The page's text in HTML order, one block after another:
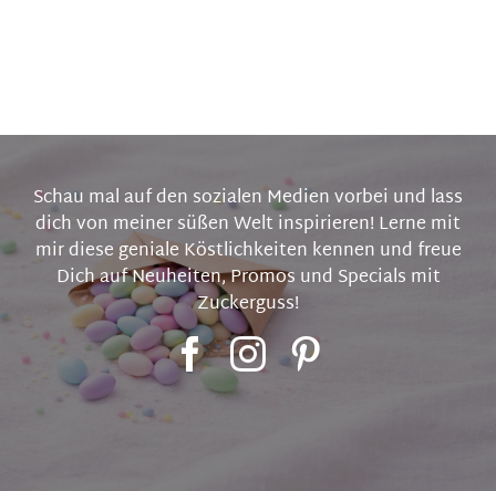
Schau mal auf den sozialen Medien vorbei und lass
dich von meiner süßen Welt inspirieren! Lerne mit
mir diese geniale Köstlichkeiten kennen und freue
Dich auf Neuheiten, Promos und Specials mit
Zuckerguss!